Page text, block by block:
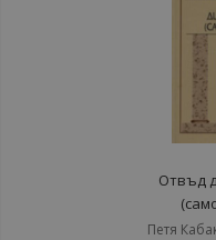
Отвъд
Петя